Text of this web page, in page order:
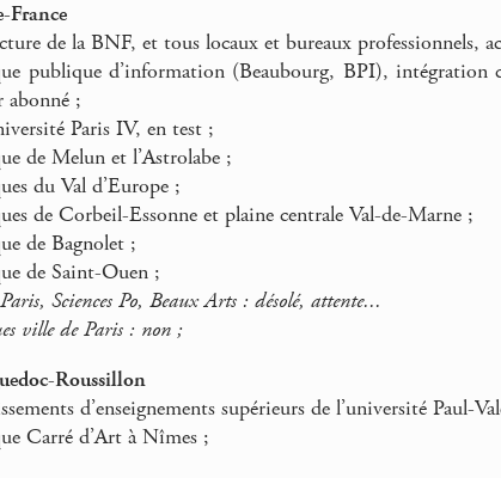
France
de la BNF, et tous locaux et bureaux professionnels,
publique d’information (Beaubourg, BPI), intégration
;
Paris IV, en test ;
de Melun et l’Astrolabe ;
du Val d’Europe ;
de Corbeil-Essonne et plaine centrale Val-de-Marne ;
de Bagnolet ;
de Saint-Ouen ;
Sciences Po, Beaux Arts : désolé, attente...
ville de Paris : non ;
Roussillon
d’enseignements supérieurs de l’université Paul-
Carré d’Art à Nîmes ;